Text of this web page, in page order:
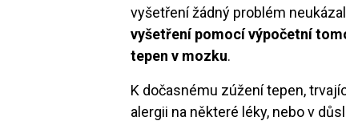
vyšetření žádný problém
vyšetření pomocí výpočetní
tepen v mozku.
K dočasnému zúžení tepen,
alergii na některé léky, nebo v